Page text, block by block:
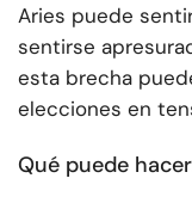
Aries puede
sentirse
esta brecha
elecciones en
Qué puede